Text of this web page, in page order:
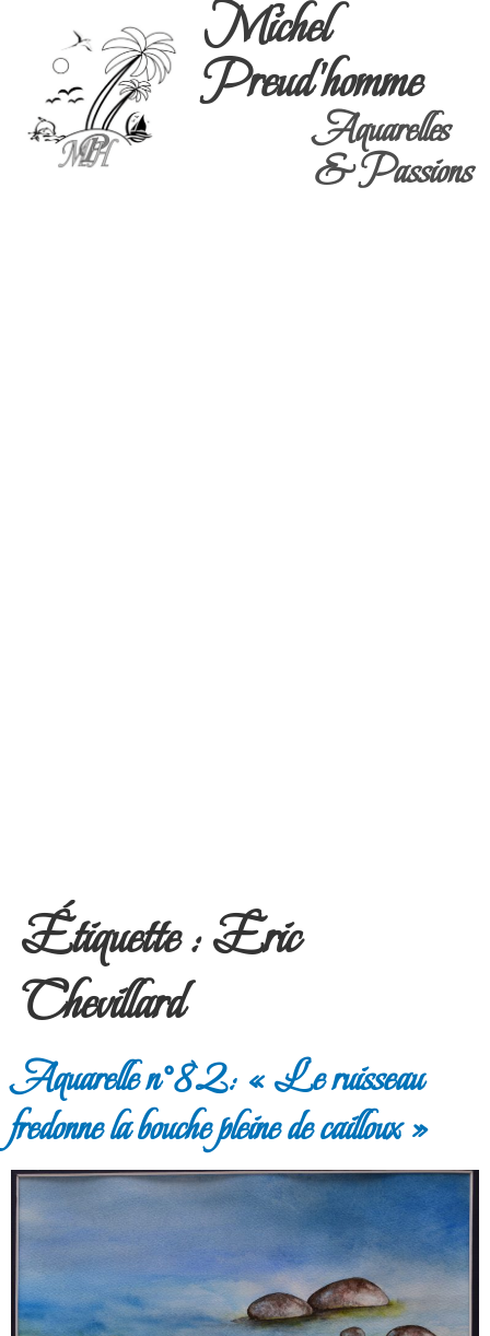
Michel
Preud'homme
Aquarelles
& Passions
Étiquette :Eric
Chevillard
Aquarelle n°82: « Le ruisseau
fredonne la bouche pleine de cailloux »